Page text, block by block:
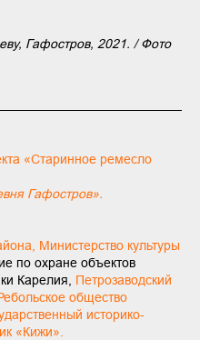
Гафостров, 2021. / Фото
«Старинное ремесло
Гафостров».
Министерство культуры
по охране объектов
Карелия, Петрозаводский
общество
историко-
«Кижи»